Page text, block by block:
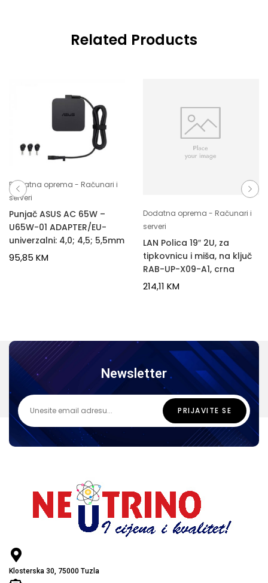
Related Products
Dodatna oprema - Računari i
serveri
Punjač ASUS AC 65W –
U65W-01 ADAPTER/EU-
univerzalni: 4,0; 4,5; 5,5mm
95,85 KM
Dodatna oprema - Računari i
serveri
LAN Polica 19″ 2U, za
tipkovnicu i miša, na ključ
RAB-UP-X09-A1, crna
214,11 KM
Newsletter
Klosterska 30, 75000 Tuzla